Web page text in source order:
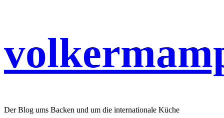
Der Blog ums Backen und um die internationale Küche